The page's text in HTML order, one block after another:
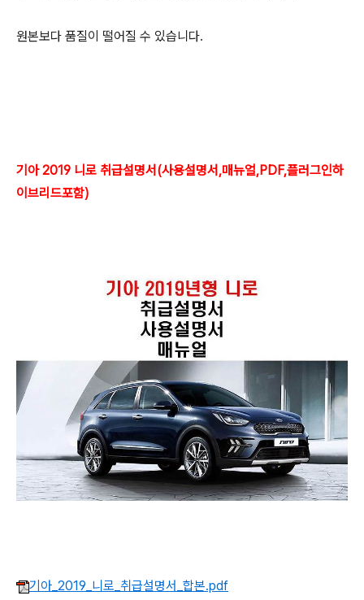
원본보다 품질이 떨어질 수 있습니다.
기아 2019 니로 취급설명서(사용설명서,매뉴얼,PDF,플러그인하
이브리드포함)
기아_2019_니로_취급설명서_합본.pdf